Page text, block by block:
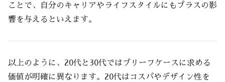
ことで、自分のキャリアやライフスタイルにもプラスの影
響を与えるといえます。
以上のように、20代と30代ではブリーフケースに求める
価値が明確に異なります。20代はコスパやデザイン性を